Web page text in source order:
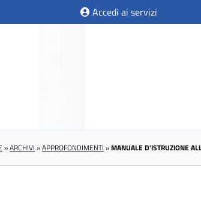
Accedi ai servizi
»ARCHIVI »APPROFONDIMENTI »MANUALE D'ISTRUZIONE